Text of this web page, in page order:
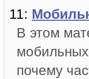
11:
В этом
почему